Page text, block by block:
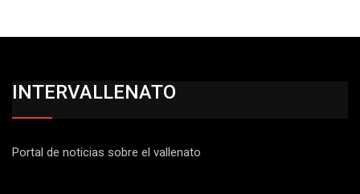
INTERVALLENATO
Portal de noticias sobre el vallenato